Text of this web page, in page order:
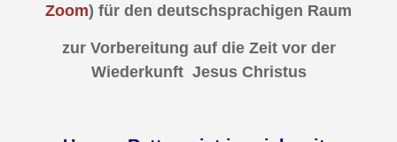
Zoom) für den deutschsprachigen Raum
zur Vorbereitung auf die Zeit vor der
Wiederkunft Jesus Christus